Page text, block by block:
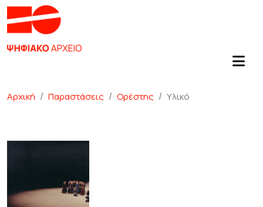
Αρχική Παραστάσεις Ορέστης Υλικό